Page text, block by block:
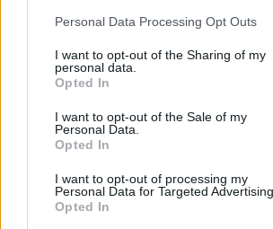
Please note that this website/app uses one
not limited to your visit or usage behaviour.
grant or deny consent to Google and its
use your data for below specified purposes
consent section.
Personal Data Processing Opt Outs
I want to opt-out of the Sharing of my
personal data.
Opted In
I want to opt-out of the Sale of my
Personal Data.
Opted In
I want to opt-out of processing my
Personal Data for Targeted Advertising.
Opted In
áreas que requieren atención. La
datos reales otorga a las empresas
competitiva , ya que facilita actuar con
momentos de incertidumbre.
El crecimiento empresarial depende en
solidez de su administración. Cuando
con naturalidad, las decisiones se